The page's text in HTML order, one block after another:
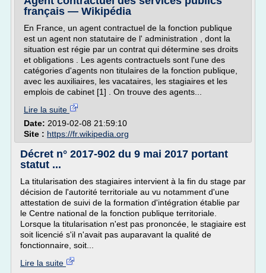
français — Wikipédia
En France, un agent contractuel de la fonction publique
est un agent non statutaire de l' administration , dont la
situation est régie par un contrat qui détermine ses droits
et obligations . Les agents contractuels sont l'une des
catégories d'agents non titulaires de la fonction publique,
avec les auxiliaires, les vacataires, les stagiaires et les
emplois de cabinet [1] . On trouve des agents...
Lire la suite
Date: 2019-02-08 21:59:10
Site : https://fr.wikipedia.org
Décret n° 2017-902 du 9 mai 2017 portant
statut ...
La titularisation des stagiaires intervient à la fin du stage par
décision de l'autorité territoriale au vu notamment d'une
attestation de suivi de la formation d'intégration établie par
le Centre national de la fonction publique territoriale.
Lorsque la titularisation n'est pas prononcée, le stagiaire est
soit licencié s'il n'avait pas auparavant la qualité de
fonctionnaire, soit...
Lire la suite